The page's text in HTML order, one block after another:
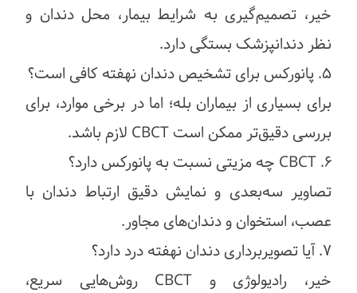
خیر، تصمیم‌گیری به شرایط بیمار، محل دندان و
نظر دندانپزشک بستگی دارد.
۵. پانورکس برای تشخیص دندان نهفته کافی است؟
برای بسیاری از بیماران بله؛ اما در برخی موارد، برای
بررسی دقیق‌تر ممکن است CBCT لازم باشد.
۶. CBCT چه مزیتی نسبت به پانورکس دارد؟
تصاویر سه‌بعدی و نمایش دقیق ارتباط دندان با
عصب، استخوان و دندان‌های مجاور.
۷. آیا تصویربرداری دندان نهفته درد دارد؟
خیر، رادیولوژی و CBCT روش‌هایی سریع،